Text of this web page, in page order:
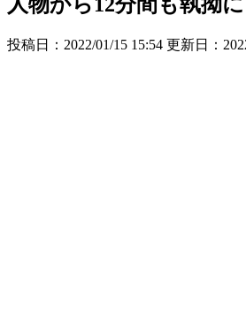
投稿日：2022/01/15 15:54 更新日：